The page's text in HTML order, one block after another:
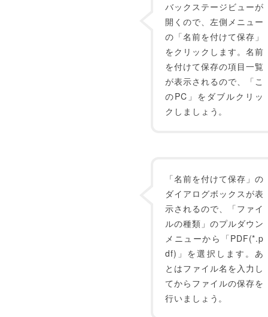
バックステージビューが
開くので、左側メニュー
の「名前を付けて保存」
をクリックします。名前
を付けて保存の項目一覧
が表示されるので、「こ
のPC」をダブルクリッ
クしましょう。
「名前を付けて保存」の
ダイアログボックスが表
示されるので、「ファイ
ルの種類」のプルダウン
メニューから「PDF(*.p
df)」を選択します。あ
とはファイル名を入力し
てからファイルの保存を
行いましょう。